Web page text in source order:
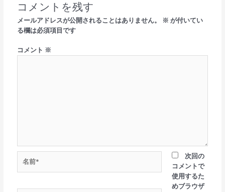
コメントを残す
メールアドレスが公開されることはありません。 ※ が付いてい
る欄は必須項目です
コメント ※
次回の
コメントで
使用するた
めブラウザ